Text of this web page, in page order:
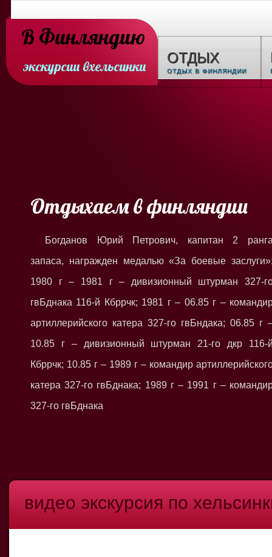
В Финляндию
экскурсии вхельсинки
ОТДЫХ
ОТДЫХ В ФИНЛЯНДИИ
Отдыхаем в финляндии
Богданов Юрий Петрович, капитан 2
запаса, награжден медалью «За боевые
1980 г – 1981 г – дивизионный штурман 327-
гвБднака 116-й Кбррчк; 1981 г – 06.85 г –
артиллерийского катера 327-го гвБндака; 06.85 г
10.85 г – дивизионный штурман 21-го дкр 116-
Кбррчк; 10.85 г – 1989 г – командир
катера 327-го гвБднака; 1989 г – 1991 г –
327-го гвБднака
видео экскурсия по